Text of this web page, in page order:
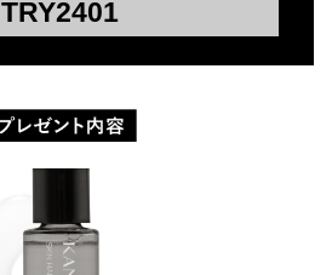
TRY2401